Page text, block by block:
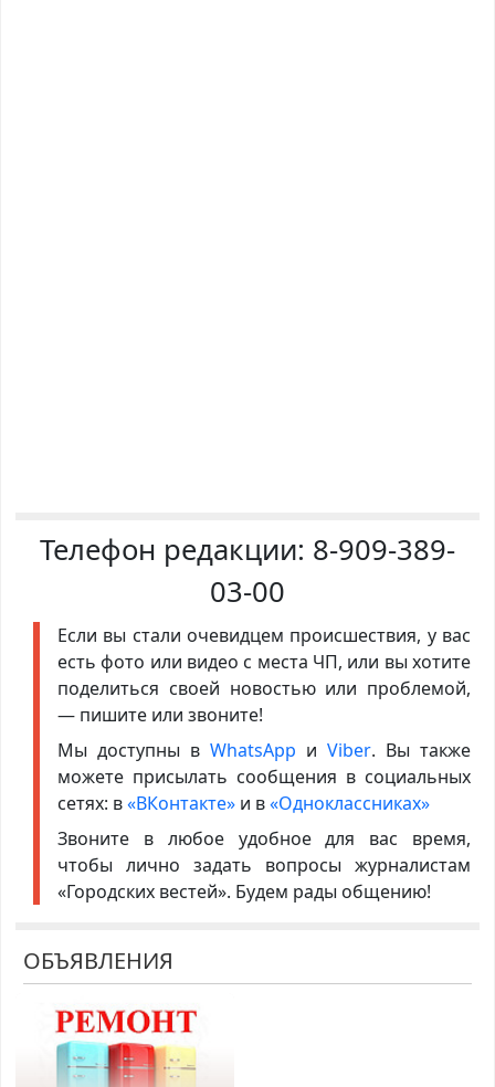
Телефон редакции: 8-909-389-
03-00
Если вы стали очевидцем происшествия, у вас
есть фото или видео с места ЧП, или вы хотите
поделиться своей новостью или проблемой,
— пишите или звоните!
Мы доступны в WhatsApp иViber. Вы также
можете присылать сообщения в социальных
сетях: в«ВКонтакте»и в«Одноклассниках»
Звоните в любое удобное для вас время,
чтобы лично задать вопросы журналистам
«Городских вестей». Будем рады общению!
ОБЪЯВЛЕНИЯ